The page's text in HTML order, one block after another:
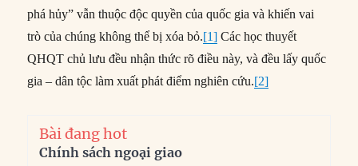
phá hủy” vẫn thuộc độc quyền của quốc gia và khiến vai
trò của chúng không thể bị xóa bỏ.[1] Các học thuyết
QHQT chủ lưu đều nhận thức rõ điều này, và đều lấy quốc
gia – dân tộc làm xuất phát điểm nghiên cứu.[2]
Bài đang hot
Chính sách ngoại giao